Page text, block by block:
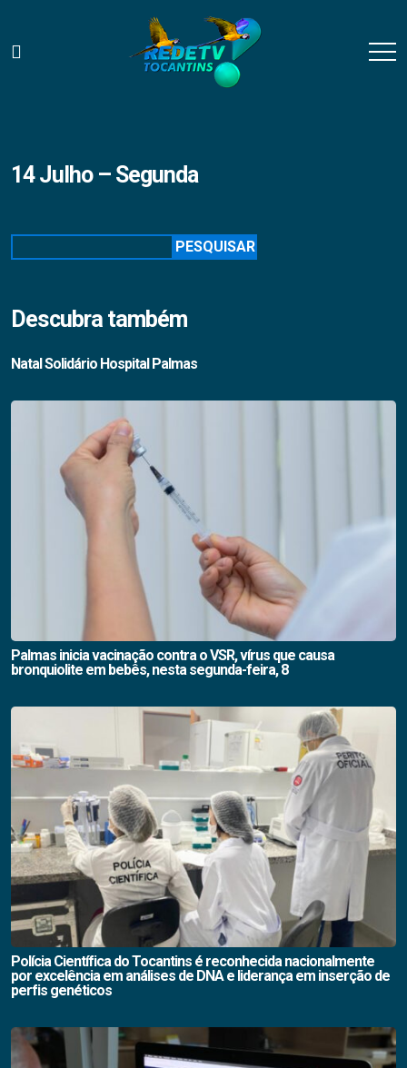
14 Julho – Segunda
PESQUISAR
Descubra também
Natal Solidário Hospital Palmas
Palmas inicia vacinação contra o VSR, vírus que causa
bronquiolite em bebês, nesta segunda-feira, 8
Polícia Científica do Tocantins é reconhecida nacionalmente
por excelência em análises de DNA e liderança em inserção de
perfis genéticos